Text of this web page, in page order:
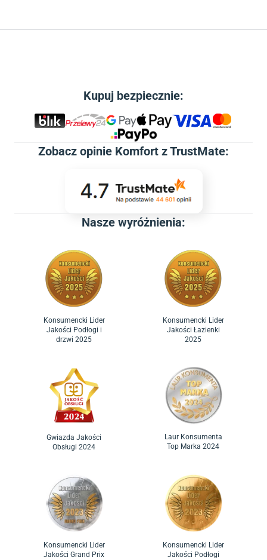
Kupuj bezpiecznie:
Zobacz opinie Komfort z TrustMate:
Nasze wyróżnienia:
Konsumencki Lider
Jakości Podłogi i
drzwi 2025
Konsumencki Lider
Jakości Łazienki
2025
Gwiazda Jakości
Obsługi 2024
Laur Konsumenta
Top Marka 2024
Konsumencki Lider
Jakości Grand Prix
Konsumencki Lider
Jakości Podłogi